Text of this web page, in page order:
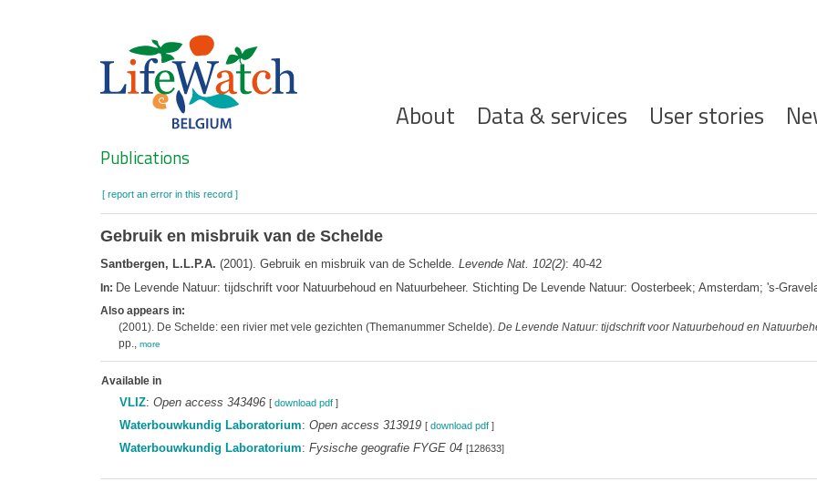
Hoofdnavigatie
About Data & services User stories
Search
Publications
[ report an error in this record ]
Gebruik en misbruik van de Schelde
Santbergen, L.L.P.A. (2001). Gebruik en misbruik van de Schelde. Levende Nat. 102(2): 40-42
In: De Levende Natuur: tijdschrift voor Natuurbehoud en Natuurbeheer. Stichting De Levende Natuur: Oosterbeek; Amsterdam; 's-
Also appears in:
(2001). De Schelde: een rivier met vele gezichten (Themanummer Schelde). De Levende Natuur: tijdschrift voor Natuurbehoud en
pp., more
Available in
VLIZ: Open access 343496 [ download pdf]
Waterbouwkundig Laboratorium: Open access 313919 [ download pdf]
Waterbouwkundig Laboratorium: Fysische geografie FYGE 04 [128633]